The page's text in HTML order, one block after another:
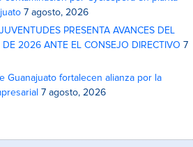
7 agosto, 2026
PRESENTA AVANCES DEL
DE 2026 ANTE EL CONSEJO DIRECTIVO 7
Guanajuato fortalecen alianza por la
7 agosto, 2026